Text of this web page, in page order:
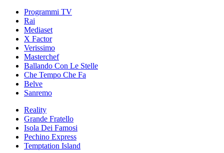
Programmi TV
Rai
Mediaset
X Factor
Verissimo
Masterchef
Ballando Con Le Stelle
Che Tempo Che Fa
Belve
Sanremo
Reality
Grande Fratello
Isola Dei Famosi
Pechino Express
Temptation Island